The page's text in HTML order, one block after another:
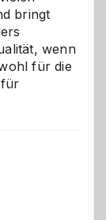
bringt
wenn
für die